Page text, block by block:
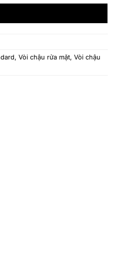
₫.
, Vòi chậu rửa mặt, Vòi chậu